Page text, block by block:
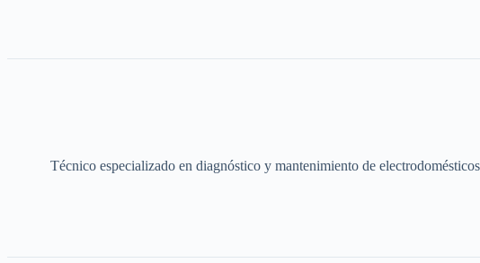
Técnico especializado en diagnóstico y mantenimiento de